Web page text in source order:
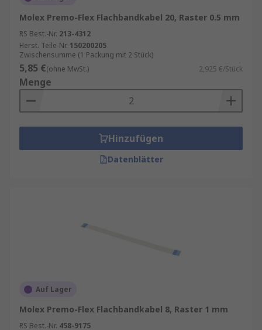
Molex Premo-Flex Flachbandkabel 20, Raster 0.5 mm
RS Best.-Nr. 213-4312
Herst. Teile-Nr. 150200205
Zwischensumme (1 Packung mit 2 Stück)
5,85 €(ohne MwSt.) 2,925 €/Stück
Menge
Hinzufügen
Datenblätter
Auf Lager
Molex Premo-Flex Flachbandkabel 8, Raster 1 mm
RS Best.-Nr. 458-9175